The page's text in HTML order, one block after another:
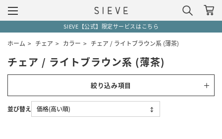
SIEVE【公式】限定サービスはこちら
ホーム > チェア > カラー > チェア / ライトブラウン系 (薄茶)
チェア / ライトブラウン系 (薄茶)
絞り込み項目